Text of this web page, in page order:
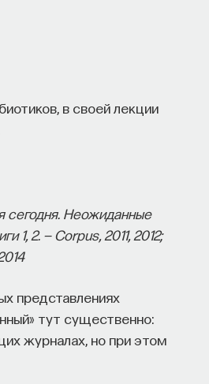
в своей лекции
сегодня. Неожиданные
1, 2. — Corpus, 2011, 2012;
представлениях
тут существенно:
журналах, но при этом